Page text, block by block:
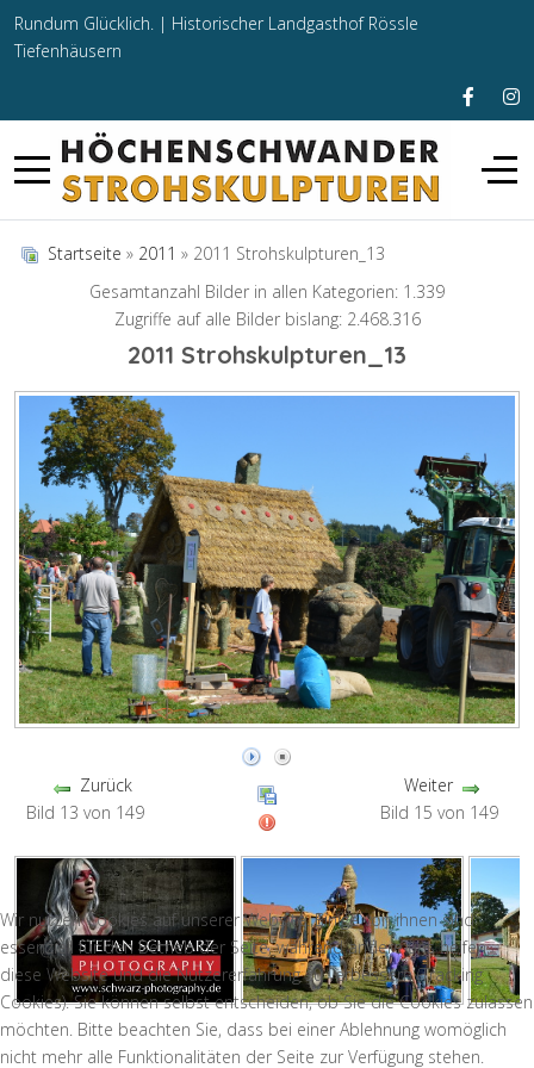
Rundum Glücklich. | Historischer Landgasthof Rössle
Tiefenhäusern
Startseite » 2011 » 2011 Strohskulpturen_13
Gesamtanzahl Bilder in allen Kategorien: 1.339
Zugriffe auf alle Bilder bislang: 2.468.316
2011 Strohskulpturen_13
Zurück
Bild 13 von 149
Weiter
Bild 15 von 149
Wir nutzen Cookies auf unserer Website. Einige von ihnen sind
essenziell für den Betrieb der Seite, während andere uns helfen,
diese Website und die Nutzererfahrung zu verbessern (Tracking
Cookies). Sie können selbst entscheiden, ob Sie die Cookies zulassen
möchten. Bitte beachten Sie, dass bei einer Ablehnung womöglich
nicht mehr alle Funktionalitäten der Seite zur Verfügung stehen.